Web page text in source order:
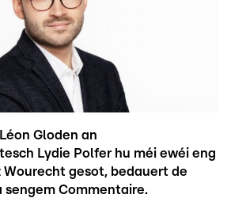
Gloden an
Lydie Polfer hu méi ewéi eng
Wourecht gesot, bedauert de
sengem Commentaire.